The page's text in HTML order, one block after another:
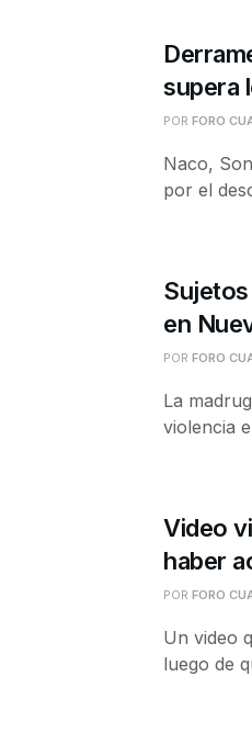
supera
POR FORO
Naco,
por el
en
POR FORO
La
violencia
Video
haber
POR FORO
Un video
luego de